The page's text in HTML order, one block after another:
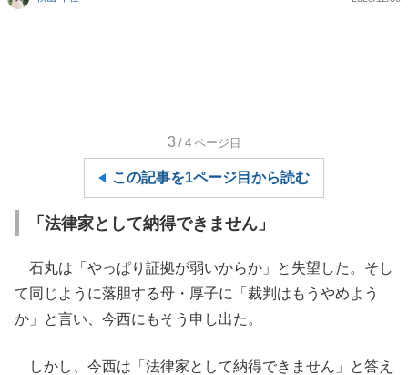
3 /4 ページ目
この記事を1ページ目から読む
「法律家として納得できません」
石丸は「やっぱり証拠が弱いからか」と失望した。そし
て同じように落胆する母・厚子に「裁判はもうやめよう
か」と言い、今西にもそう申し出た。
しかし、今西は「法律家として納得できません」と答え